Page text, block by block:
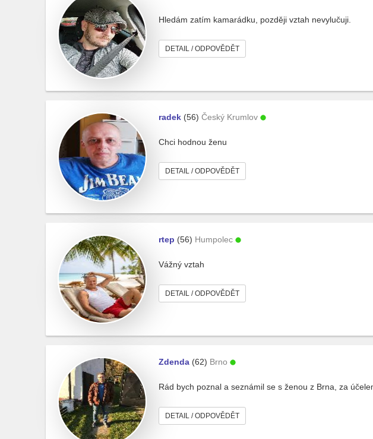
Hledám zatím kamarádku, později vztah nevylučuji.
DETAIL / ODPOVĚDĚT
radek (56) Český Krumlov
Chci hodnou ženu
DETAIL / ODPOVĚDĚT
rtep (56) Humpolec
Vážný vztah
DETAIL / ODPOVĚDĚT
Zdenda (62) Brno
Rád bych poznal a seznámil se s ženou z Brna, za
DETAIL / ODPOVĚDĚT